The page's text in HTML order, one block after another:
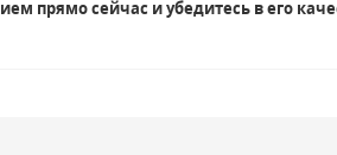
прямо сейчас и убедитесь в его